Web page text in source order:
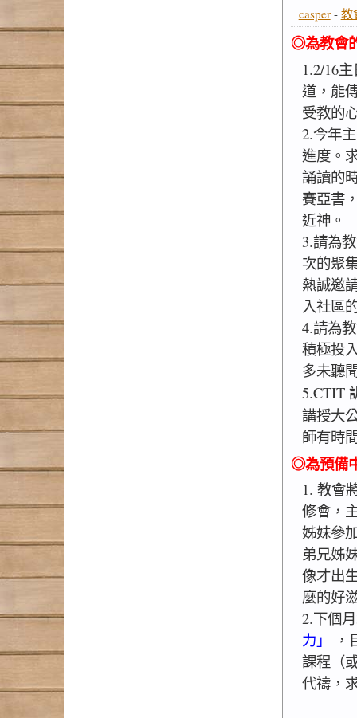
casper- 教
◎為教會
1.2/16
道，能
受教的
2.今年
進度。
誦讀的
賽亞書
近神。
3.請為
次的聚
熱誠邀
入社區
4.請為
積極投
多未聽
5.CTIT
講授大
師有時
◎為預備
1. 教會
修會，
姊妹參
弟兄姊
像才出
麼的好
2.下個
力」
課程（
代禱，